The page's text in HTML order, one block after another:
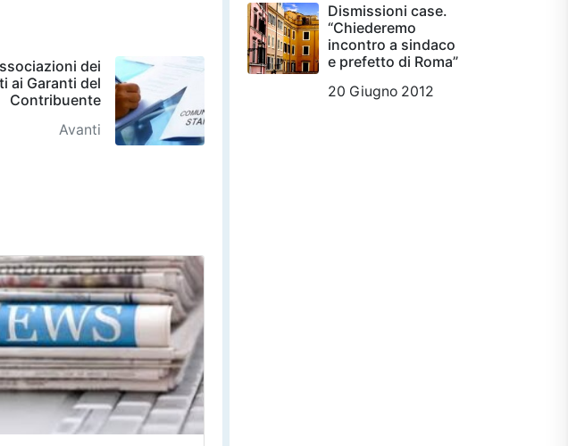
dei
ai Garanti del
Contribuente
Avanti
Dismissioni case.
“Chiederemo
incontro a sindaco
e prefetto di Roma”
20 Giugno 2012